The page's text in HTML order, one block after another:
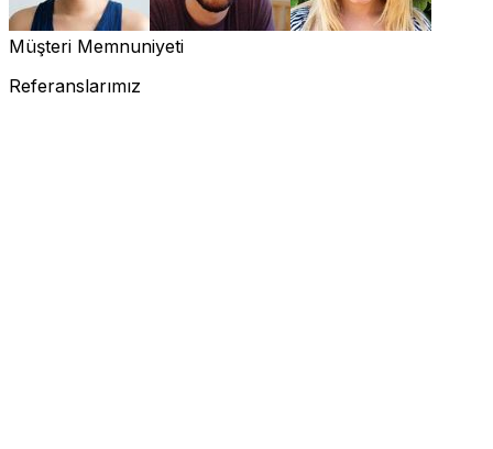
Müşteri Memnuniyeti
Referanslarımız